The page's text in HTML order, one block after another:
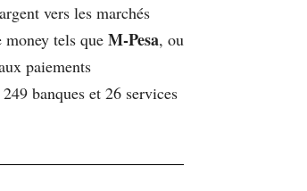
vers les marchés
tels que M-Pesa, ou
paiements
banques et 26 services